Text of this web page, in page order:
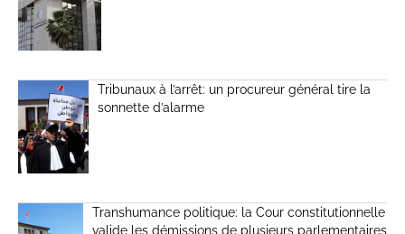
Tribunaux à l’arrêt: un procureur général tire la
sonnette d’alarme
Transhumance politique: la Cour constitutionnelle
valide les démissions de plusieurs parlementaires